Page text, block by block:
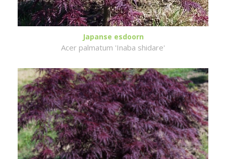
Japanse esdoorn
Acer palmatum 'Inaba shidare'